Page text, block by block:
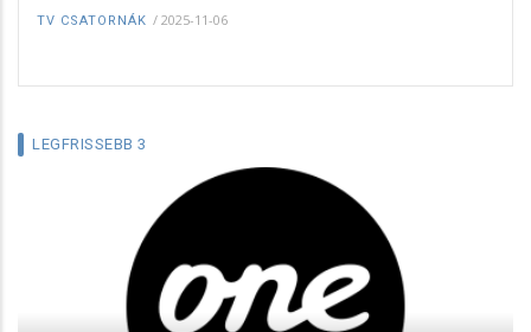
TV CSATORNÁK / 2025-11-06
LEGFRISSEBB 3